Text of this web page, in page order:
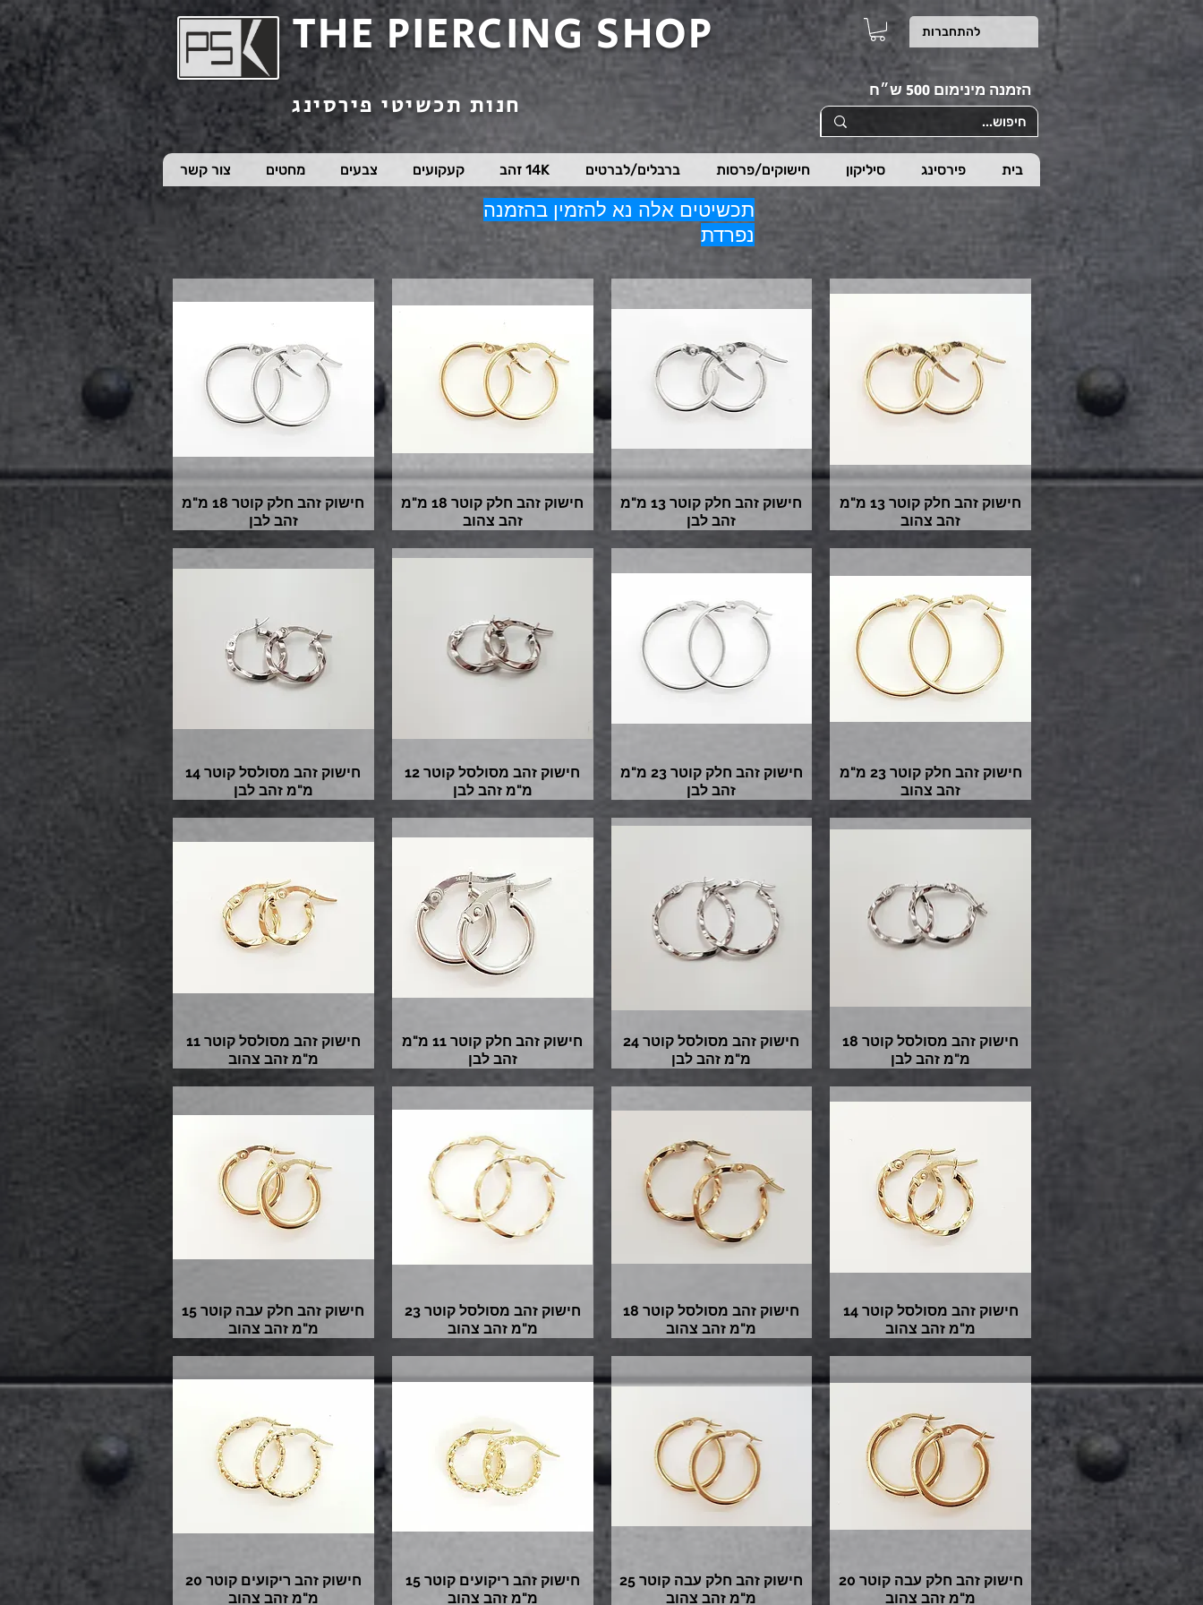
THE PIERCING SHOP
חנות תכשיטי פירסינג
להתחברות
הזמנה מינימום 500 ש״ח
בית פירסינג סיליקון חישוקים/פרסות ברבלים/לברטים 14K זהב קעקועים צבעים מחטים צור קשר
תכשיטים אלה נא להזמין בהזמנה
נפרדת
חישוק זהב חלק קוטר 13 מ"מ
זהב צהוב
חישוק זהב חלק קוטר 13 מ"מ
זהב לבן
חישוק זהב חלק קוטר 18 מ"מ
זהב צהוב
חישוק זהב חלק קוטר 18 מ"מ
זהב לבן
חישוק זהב חלק קוטר 23 מ"מ
זהב צהוב
חישוק זהב חלק קוטר 23 מ"מ
זהב לבן
חישוק זהב מסולסל קוטר 12
מ"מ זהב לבן
חישוק זהב מסולסל קוטר 14
מ"מ זהב לבן
חישוק זהב מסולסל קוטר 18
מ"מ זהב לבן
חישוק זהב מסולסל קוטר 24
מ"מ זהב לבן
חישוק זהב חלק קוטר 11 מ"מ
זהב לבן
חישוק זהב מסולסל קוטר 11
מ"מ זהב צהוב
חישוק זהב מסולסל קוטר 14
מ"מ זהב צהוב
חישוק זהב מסולסל קוטר 18
מ"מ זהב צהוב
חישוק זהב מסולסל קוטר 23
מ"מ זהב צהוב
חישוק זהב חלק עבה קוטר 15
מ"מ זהב צהוב
חישוק זהב חלק עבה קוטר 20
מ"מ זהב צהוב
חישוק זהב חלק עבה קוטר 25
מ"מ זהב צהוב
חישוק זהב ריקועים קוטר 15
מ"מ זהב צהוב
חישוק זהב ריקועים קוטר 20
מ"מ זהב צהוב